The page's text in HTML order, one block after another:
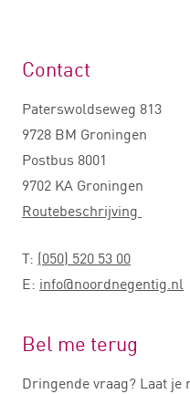
Contact
Paterswoldseweg 813
9728 BM Groningen
Postbus 8001
9702 KA Groningen
Routebeschrijving
T: (050) 520 53 00
E: info@noordnegentig.nl
Bel me terug
Dringende vraag? Laat